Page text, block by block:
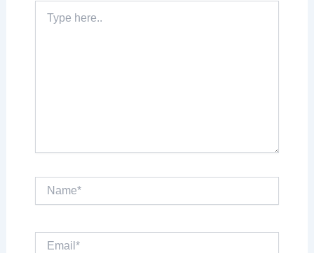
here..
Name*